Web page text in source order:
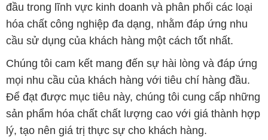
đầu trong lĩnh vực kinh doanh và phân phối các loại
hóa chất công nghiệp đa dạng, nhằm đáp ứng nhu
cầu sử dụng của khách hàng một cách tốt nhất.
Chúng tôi cam kết mang đến sự hài lòng và đáp ứng
mọi nhu cầu của khách hàng với tiêu chí hàng đầu.
Để đạt được mục tiêu này, chúng tôi cung cấp những
sản phẩm hóa chất chất lượng cao với giá thành hợp
lý, tạo nên giá trị thực sự cho khách hàng.